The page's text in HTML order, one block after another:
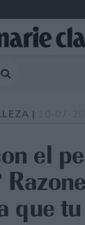
|
el
que